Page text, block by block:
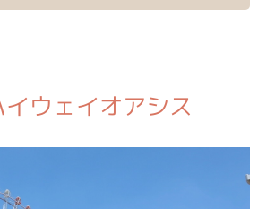
ウェイオアシス